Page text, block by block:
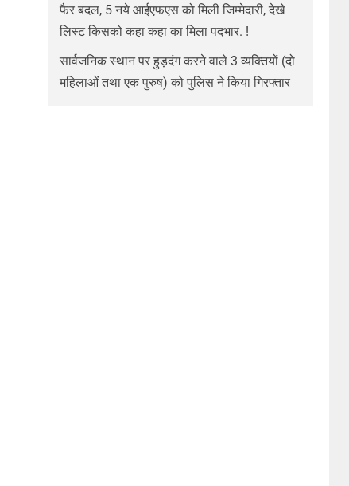
फैर बदल, 5 नये आईएफएस को मिली जिम्मेदारी, देखे
लिस्ट किसको कहा कहा का मिला पदभार. !
सार्वजनिक स्थान पर हुड़दंग करने वाले 3 व्यक्तियों (दो
महिलाओं तथा एक पुरुष) को पुलिस ने किया गिरफ्तार